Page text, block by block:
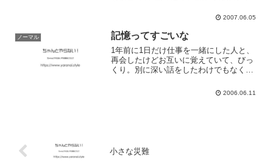
こっと快感かもしれない。もう少し、踏
2007.06.05
ノーマル 記憶ってすごいな
1年前に1日だけ仕事を一緒にした人と、
再会したけどお互いに覚えていて、びっ
くり。別に深い話をしたわけでもなく、
2006.06.11
小さな災難